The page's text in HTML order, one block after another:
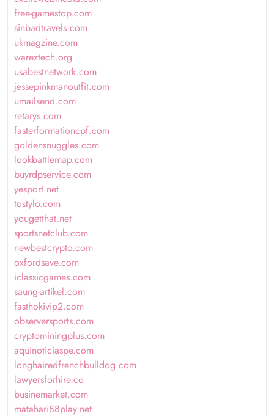
free-gamestop.com
sinbadtravels.com
ukmagzine.com
wareztech.org
usabestnetwork.com
jessepinkmanoutfit.com
umailsend.com
retarys.com
fasterformationcpf.com
goldensnuggles.com
lookbattlemap.com
buyrdpservice.com
yesport.net
tostylo.com
yougetthat.net
sportsnetclub.com
newbestcrypto.com
oxfordsave.com
iclassicgames.com
saung-artikel.com
fasthokivip2.com
observersports.com
cryptominingplus.com
aquinoticiaspe.com
longhairedfrenchbulldog.com
lawyersforhire.co
businemarket.com
matahari88play.net